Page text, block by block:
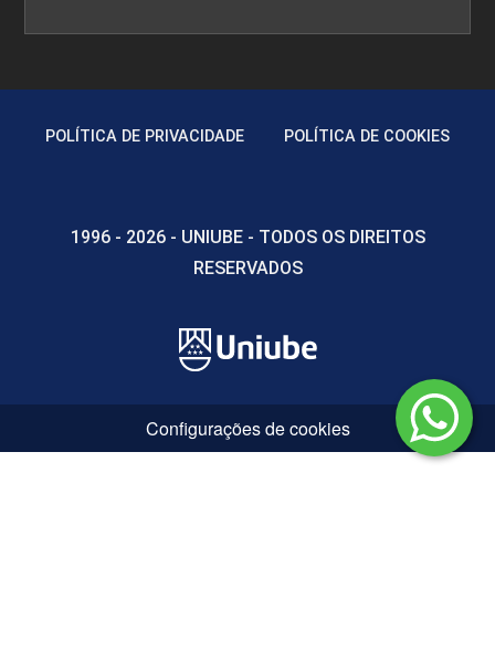
MANEJOS APLICADOS A CÃES E GATOS
POLÍTICA DE PRIVACIDADE POLÍTICA DE COOKIES
1996 - 2026 - UNIUBE - TODOS OS DIREITOS
RESERVADOS
Configurações de cookies